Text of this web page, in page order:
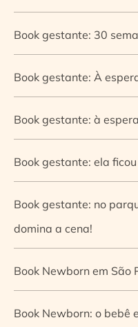
Book gestante: 30
Book gestante: À
Book gestante: à
Book gestante: ela
Book gestante: no
domina a cena!
Book Newborn em São
Book Newborn: o bebê